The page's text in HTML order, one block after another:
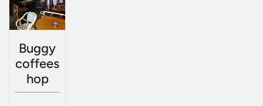
Buggy
coffees
hop